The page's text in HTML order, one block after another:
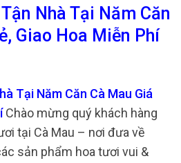
Nhà Tại Năm Căn
Giao Hoa Miễn Phí
Tại Năm Căn Cà Mau Giá
Chào mừng quý khách hàng
tại Cà Mau – nơi đưa về
sản phẩm hoa tươi vui &